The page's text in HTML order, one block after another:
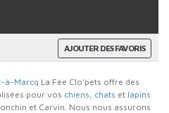
AJOUTER DES FAVORIS
à-Marcq La Fée Clo’pets offre des
pour vos chiens, chats et lapins
et Carvin. Nous nous assurons